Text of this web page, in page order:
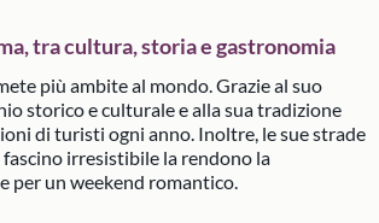
tra cultura, storia e gastronomia
più ambite al mondo. Grazie al suo
storico e culturale e alla sua tradizione
di turisti ogni anno. Inoltre, le sue strade
irresistibile la rendono la
per un weekend romantico.